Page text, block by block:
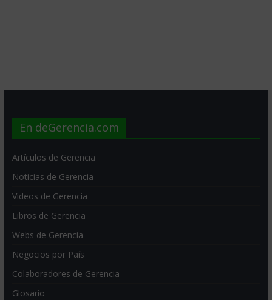
En deGerencia.com
Artículos de Gerencia
Noticias de Gerencia
Videos de Gerencia
Libros de Gerencia
Webs de Gerencia
Negocios por País
Colaboradores de Gerencia
Glosario